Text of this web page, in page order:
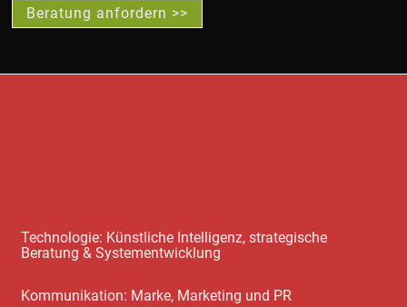
Beratung anfordern >>
Technologie: Künstliche Intelligenz, strategische
Beratung & Systementwicklung
Kommunikation: Marke, Marketing und PR